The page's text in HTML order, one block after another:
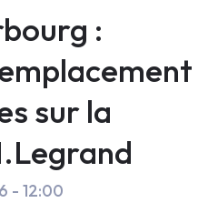
:
sur la
- 12:00